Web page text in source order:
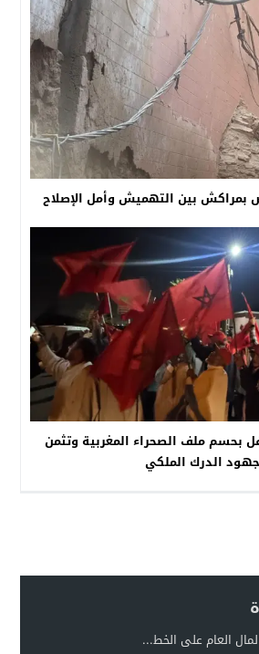
بين التهميش وأمل الإصلاح
بحسم ملف الصحراء المغربية وتثمن
جهود الدرك الملكي
العام على الخط...